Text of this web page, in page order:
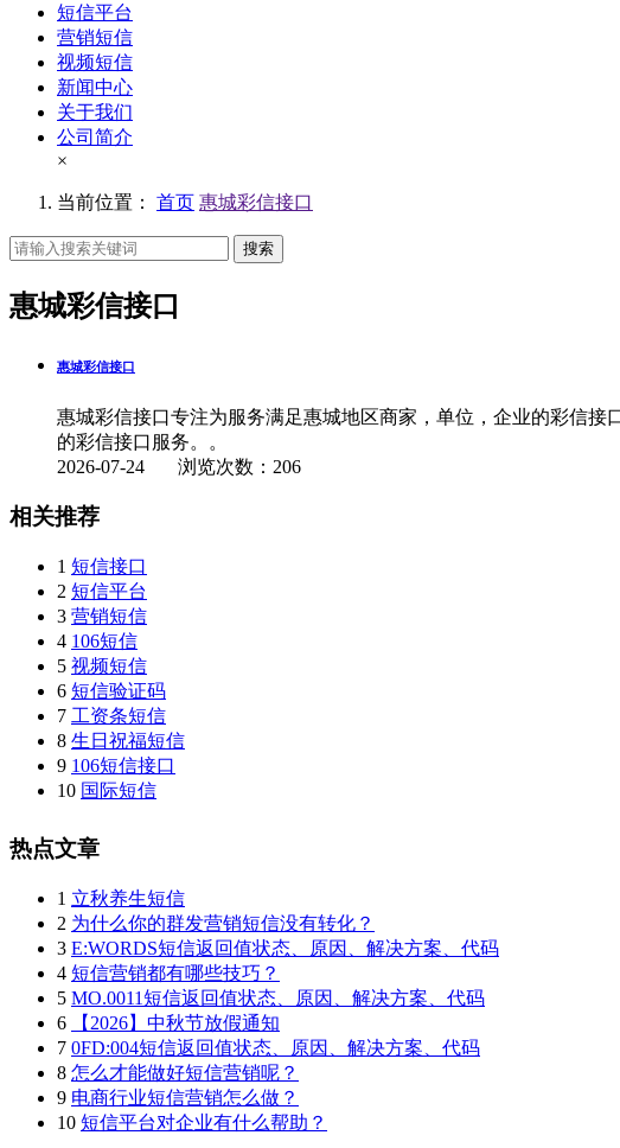
短信平台
营销短信
视频短信
新闻中心
关于我们
公司简介
×
当前位置： 首页 惠城彩信接口
搜索
惠城彩信接口
惠城彩信接口
惠城彩信接口专注为服务满足惠城地区商家，单位，企业的彩信
的彩信接口服务。。
2026-07-24 浏览次数：206
相关推荐
1 短信接口
2 短信平台
3 营销短信
4 106短信
5 视频短信
6 短信验证码
7 工资条短信
8 生日祝福短信
9 106短信接口
10 国际短信
热点文章
1 立秋养生短信
2 为什么你的群发营销短信没有转化？
3 E:WORDS短信返回值状态、原因、解决方案、代码
4 短信营销都有哪些技巧？
5 MO.0011短信返回值状态、原因、解决方案、代码
6
【2026】中秋节放假通知
7 0FD:004短信返回值状态、原因、解决方案、代码
8 怎么才能做好短信营销呢？
9 电商行业短信营销怎么做？
10 短信平台对企业有什么帮助？